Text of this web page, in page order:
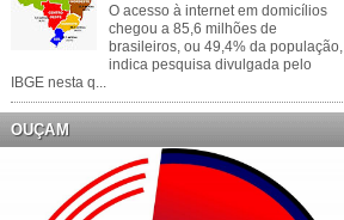
O acesso à internet em domicílios
chegou a 85,6 milhões de
brasileiros, ou 49,4% da população,
indica pesquisa divulgada pelo
IBGE nesta q...
OUÇAM